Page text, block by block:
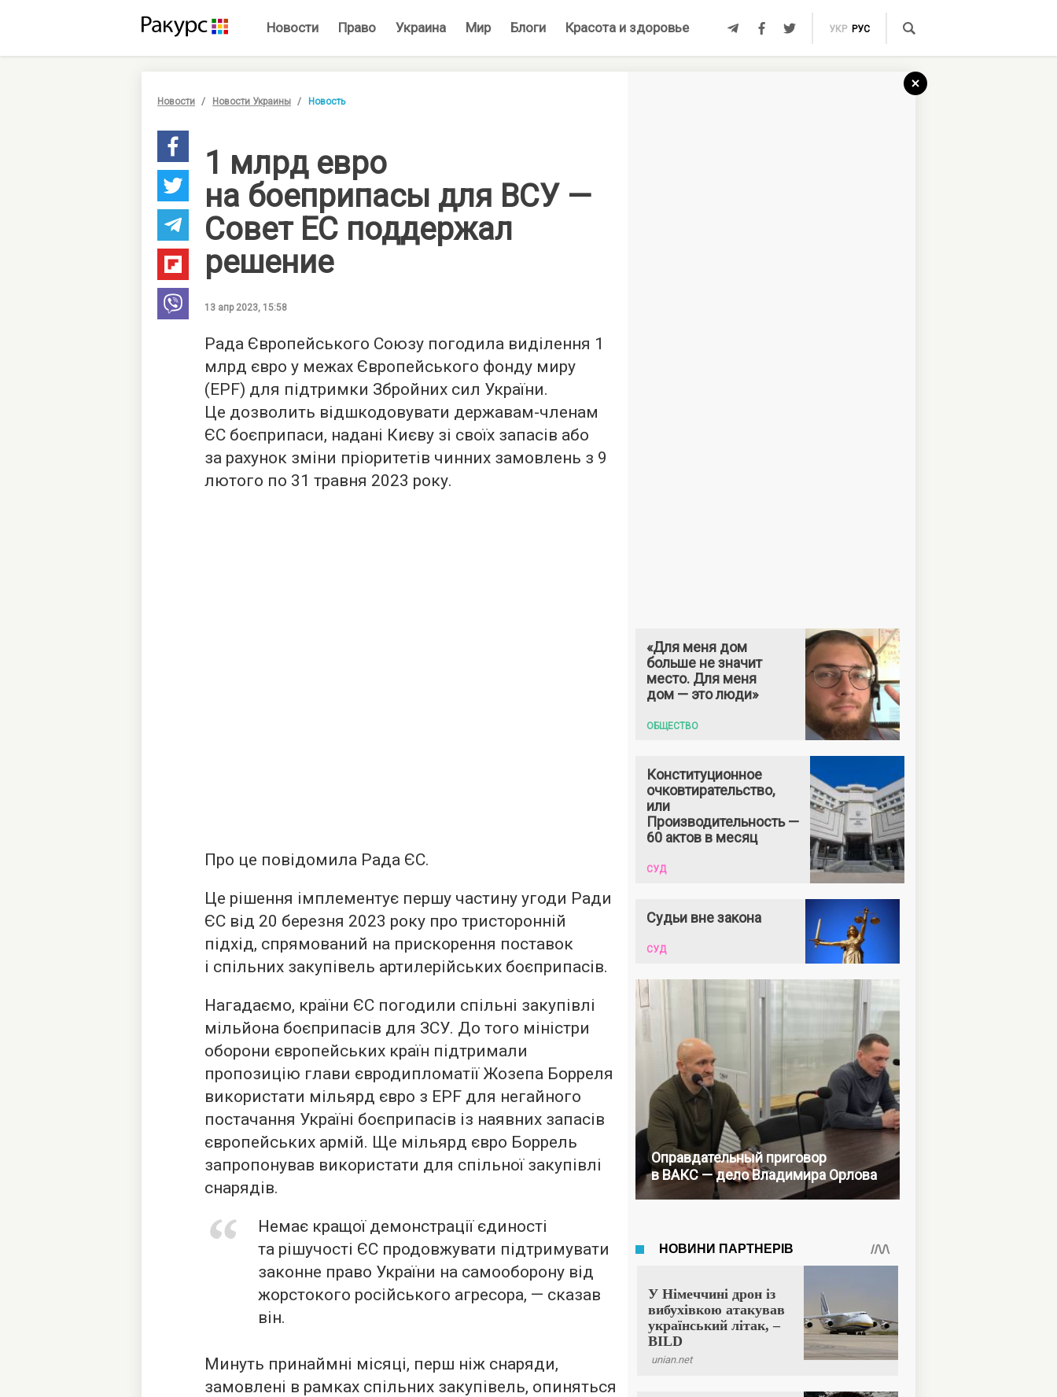
Новости Право Украина Мир Блоги Красота и здоровье УКР РУС
Новости Новости Украины Новость
1 млрд евро
на боеприпасы для ВСУ —
Совет ЕС поддержал
решение
13 апр 2023, 15:58
Рада Європейського Союзу погодила виділення 1
млрд євро у межах Європейського фонду миру
(EPF) для підтримки Збройних сил України.
Це дозволить відшкодовувати державам-членам
ЄС боєприпаси, надані Києву зі своїх запасів або
за рахунок зміни пріоритетів чинних замовлень з 9
лютого по 31 травня 2023 року.
Про це повідомила Рада ЄС.
Це рішення імплементує першу частину угоди Ради
ЄС від 20 березня 2023 року про тристоронній
підхід, спрямований на прискорення поставок
і спільних закупівель артилерійських боєприпасів.
Нагадаємо, країни ЄС погодили спільні закупівлі
мільйона боєприпасів для ЗСУ. До того міністри
оборони європейських країн підтримали
пропозицію глави євродипломатії Жозепа Борреля
використати мільярд євро з EPF для негайного
постачання Україні боєприпасів із наявних запасів
європейських армій. Ще мільярд євро Боррель
запропонував використати для спільної закупівлі
снарядів.
Немає кращої демонстрації єдиності
та рішучості ЄС продовжувати підтримувати
законне право України на самооборону від
жорстокого російського агресора, — сказав
він.
Минуть принаймні місяці, перш ніж снаряди,
замовлені в рамках спільних закупівель, опиняться
«Для меня дом
больше не значит
место. Для меня
дом — это люди»
ОБЩЕСТВО
Конституционное
очковтирательство,
или
Производительность —
60 актов в месяц
СУД
Судьи вне закона
СУД
Оправдательный приговор
в ВАКС — дело Владимира Орлова